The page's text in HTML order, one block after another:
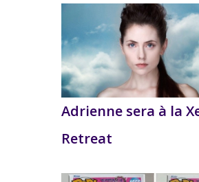
Adrienne sera à la
Retreat